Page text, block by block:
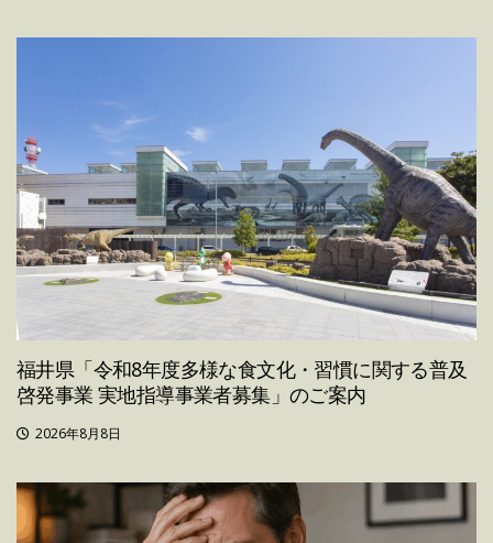
福井県「令和8年度多様な食文化・習慣に関する普及
啓発事業 実地指導事業者募集」のご案内
2026年8月8日